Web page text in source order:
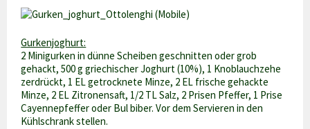
Gurkenjoghurt:
2 Minigurken in dünne Scheiben geschnitten oder grob
gehackt, 500 g griechischer Joghurt (10%), 1 Knoblauchzehe
zerdrückt, 1 EL getrocknete Minze, 2 EL frische gehackte
Minze, 2 EL Zitronensaft, 1/2 TL Salz, 2 Prisen Pfeffer, 1 Prise
Cayennepfeffer oder Bul biber. Vor dem Servieren in den
Kühlschrank stellen.